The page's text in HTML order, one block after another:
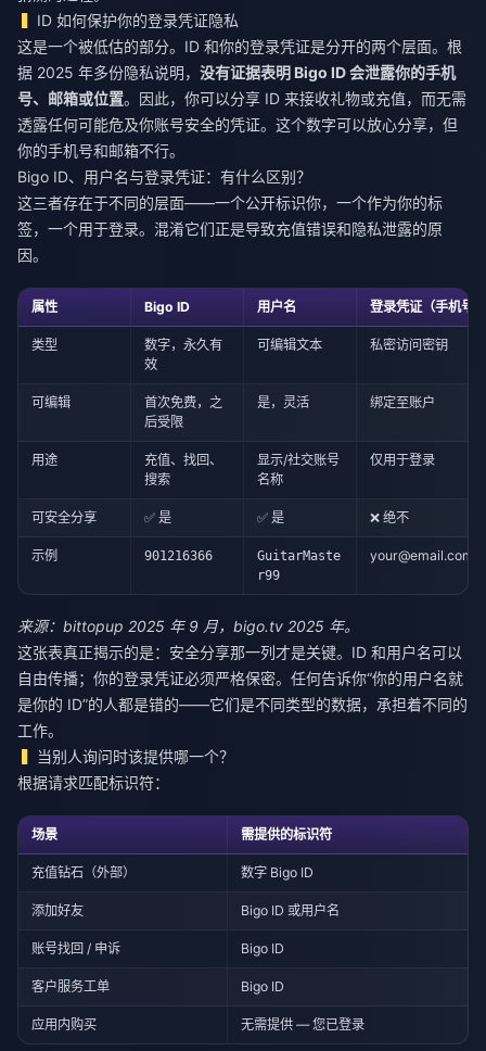
ID 如何保护你的登录凭证隐私
这是一个被低估的部分。ID 和你的登录凭证是分开的两个层面。根
据 2025 年多份隐私说明， 没有证据表明 Bigo ID 会泄露你的手机
号、邮箱或位置。因此，你可以分享 ID 来接收礼物或充值，而无需
透露任何可能危及你账号安全的凭证。这个数字可以放心分享，但
你的手机号和邮箱不行。
Bigo ID、用户名与登录凭证：有什么区别？
这三者存在于不同的层面——一个公开标识你，一个作为你的标
签，一个用于登录。混淆它们正是导致充值错误和隐私泄露的原
因。
属性 Bigo ID 用户名 登录凭证（手机号/
类型
数字，永久有
效
可编辑文本 私密访问密钥
可编辑
首次免费，之
后受限
是，灵活 绑定至账户
用途
充值、找回、
搜索
显示/社交账号
名称
仅用于登录
可安全分享 ✅ 是 ✅ 是 ❌ 绝不
示例 901216366
GuitarMaste
r99
your@email.com
来源：bittopup 2025 年 9 月，bigo.tv 2025 年。
这张表真正揭示的是：安全分享那一列才是关键。ID 和用户名可以
自由传播；你的登录凭证必须严格保密。任何告诉你“你的用户名就
是你的 ID”的人都是错的——它们是不同类型的数据，承担着不同的
工作。
当别人询问时该提供哪一个？
根据请求匹配标识符：
场景 需提供的标识符
充值钻石（外部） 数字 Bigo ID
添加好友 Bigo ID 或用户名
账号找回 / 申诉 Bigo ID
客户服务工单 Bigo ID
应用内购买 无需提供 — 您已登录